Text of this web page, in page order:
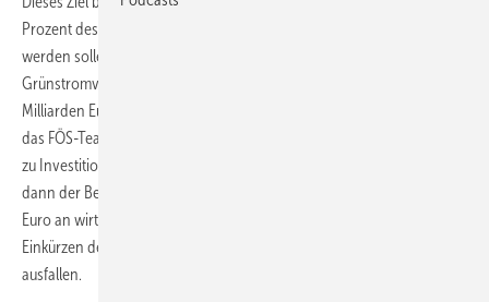
Prozent des Bruttostromverbrauchs durch Erneuerbare gedeckt
werden sollen. Eine abgeschwächte Brutto-
Grünstromverbrauchsquote würde jährlich zwischen 7 und 13
Milliarden Euro ausbleibendes Investitionsvolumen kosten, rechnet
das FÖS-Team vor. Bleibt das Ausbauziel hingegen bestehen, führt es
zu Investitionen in Höhe von 260 Milliarden Euro. Zusätzlich lösen
dann der Betrieb und die Wartung der Anlagen mehr als 70 Milliarden
Euro an wirtschaftlichen Impulsen aus. Diese würden bei einem
Einkürzen der Ausbauziele 2030 um zwei Milliarden Euro kleiner
ausfallen.